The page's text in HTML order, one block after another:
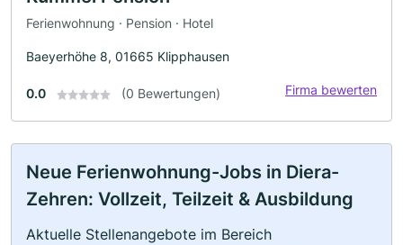
Ferienwohnung · Pension · Hotel
Baeyerhöhe 8, 01665 Klipphausen
0.0 (0 Bewertungen) Firma bewerten
Neue Ferienwohnung-Jobs in Diera-
Zehren: Vollzeit, Teilzeit & Ausbildung
Aktuelle Stellenangebote im Bereich